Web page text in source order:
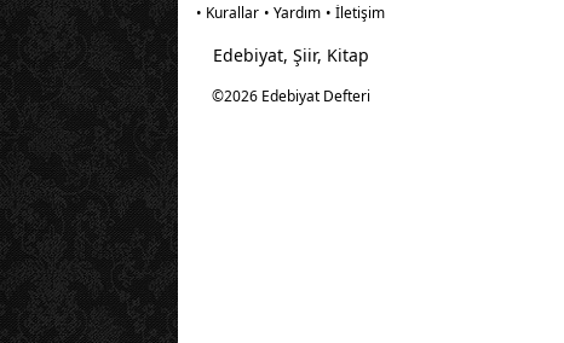
• Kurallar • Yardım • İletişim
Edebiyat, Şiir, Kitap
©2026 Edebiyat Defteri